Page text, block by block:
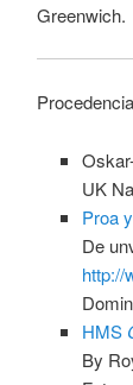
Greenwich.
UK
Proa
De
http://
HMS
By